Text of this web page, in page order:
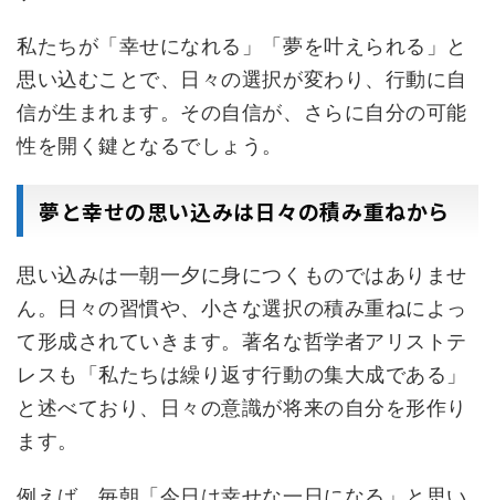
私たちが「幸せになれる」「夢を叶えられる」と
思い込むことで、日々の選択が変わり、行動に自
信が生まれます。その自信が、さらに自分の可能
性を開く鍵となるでしょう。
夢と幸せの思い込みは日々の積み重ねから
思い込みは一朝一夕に身につくものではありませ
ん。日々の習慣や、小さな選択の積み重ねによっ
て形成されていきます。著名な哲学者アリストテ
レスも「私たちは繰り返す行動の集大成である」
と述べており、日々の意識が将来の自分を形作り
ます。